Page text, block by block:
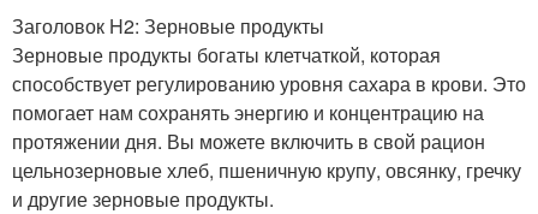
Заголовок H2: Зерновые продукты
Зерновые продукты богаты клетчаткой, которая
способствует регулированию уровня сахара в крови. Это
помогает нам сохранять энергию и концентрацию на
протяжении дня. Вы можете включить в свой рацион
цельнозерновые хлеб, пшеничную крупу, овсянку, гречку
и другие зерновые продукты.